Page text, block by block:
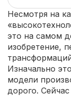
Несмотря на
это на самом
изобретение,
Изначально
модели
дорого.